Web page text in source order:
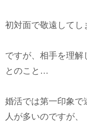
初対面で敬遠してし
ですが、相手を理解
とのこと…
婚活では第一印象で
人が多いのですが、